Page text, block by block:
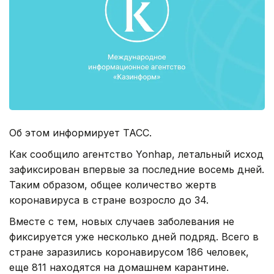
Об этом информирует ТАСС.
Как сообщило агентство Yonhap, летальный исход
зафиксирован впервые за последние восемь дней.
Таким образом, общее количество жертв
коронавируса в стране возросло до 34.
Вместе с тем, новых случаев заболевания не
фиксируется уже несколько дней подряд. Всего в
стране заразились коронавирусом 186 человек,
еще 811 находятся на домашнем карантине.